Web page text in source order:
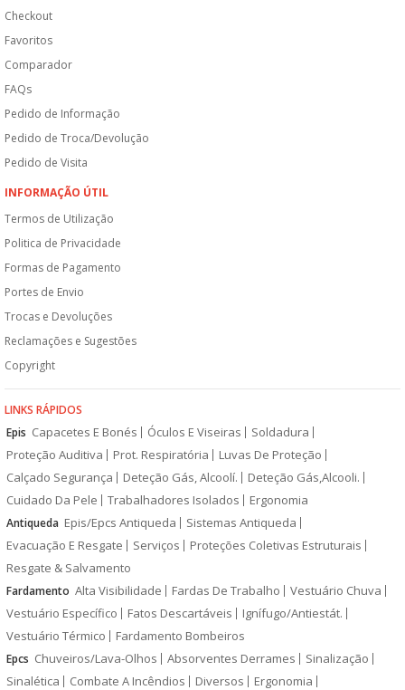
Checkout
Favoritos
Comparador
FAQs
Pedido de Informação
Pedido de Troca/Devolução
Pedido de Visita
INFORMAÇÃO ÚTIL
Termos de Utilização
Politica de Privacidade
Formas de Pagamento
Portes de Envio
Trocas e Devoluções
Reclamações e Sugestões
Copyright
LINKS RÁPIDOS
Epis Capacetes E Bonés Óculos E Viseiras
Soldadura
Proteção Auditiva
Prot. Respiratória
Luvas De Proteção
Calçado Segurança
Deteção Gás, Alcoolí.
Deteção Gás,Alcooli.
Cuidado Da Pele
Trabalhadores Isolados Ergonomia
Antiqueda Epis/Epcs Antiqueda
Sistemas Antiqueda
Evacuação E Resgate
Serviços
Proteções Coletivas Estruturais
Resgate & Salvamento
Fardamento Alta Visibilidade Fardas De Trabalho
Vestuário Chuva
Vestuário Específico
Fatos Descartáveis
Ignífugo/Antiestát.
Vestuário Térmico
Fardamento Bombeiros
Epcs Chuveiros/Lava-Olhos Absorventes Derrames
Sinalização
Sinalética
Combate A Incêndios Diversos
Ergonomia